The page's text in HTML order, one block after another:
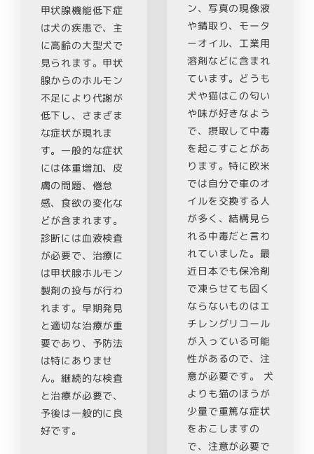
甲状腺機能低下症
は犬の疾患で、主
に高齢の大型犬で
見られます。甲状
腺からのホルモン
不足により代謝が
低下し、さまざま
な症状が現れま
す。一般的な症状
には体重増加、皮
膚の問題、倦怠
感、食欲の変化な
どが含まれます。
診断には血液検査
が必要で、治療に
は甲状腺ホルモン
製剤の投与が行わ
れます。早期発見
と適切な治療が重
要であり、予防法
は特にありませ
ん。継続的な検査
と治療が必要で、
予後は一般的に良
好です。
ン、写真の現像液
や錆取り、モータ
ーオイル、工業用
溶剤などに含まれ
ています。どうも
犬や猫はこの匂い
や味が好きなよう
で、摂取して中毒
を起こすことがあ
ります。特に欧米
では自分で車のオ
イルを交換する人
が多く、結構見ら
れる中毒だと言わ
れていました。最
近日本でも保冷剤
で凍らせても固く
ならないものはエ
チレングリコール
が入っている可能
性があるので、注
意が必要です。 犬
よりも猫のほうが
少量で重篤な症状
をおこしますの
で、注意が必要で